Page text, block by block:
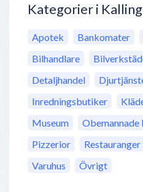
Kategorier i
Apotek Bankomater
Bilhandlare
Detaljhandel
Inredningsbutiker
Museum
Obemannade
Pizzerior
Restauranger
Varuhus
Övrigt